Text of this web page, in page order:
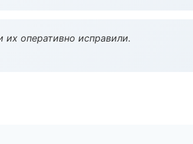
их оперативно исправили.